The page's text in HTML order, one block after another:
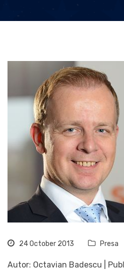
24 October 2013 Presa
Autor: Octavian Badescu |